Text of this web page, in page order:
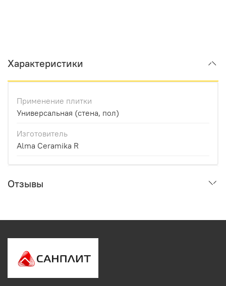
Характеристики
Применение плитки
Универсальная (стена, пол)
Изготовитель
Alma Ceramika R
Отзывы